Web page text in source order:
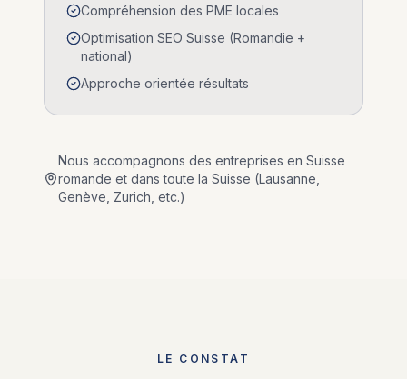
Compréhension des PME locales
Optimisation SEO Suisse (Romandie +
national)
Approche orientée résultats
Nous accompagnons des entreprises en Suisse
romande et dans toute la Suisse (Lausanne,
Genève, Zurich, etc.)
LE CONSTAT